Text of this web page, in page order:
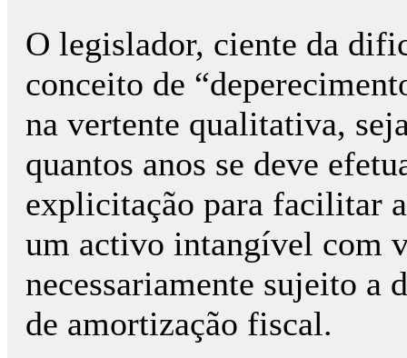
O legislador, ciente da
conceito de
na vertente qualitativa,
quantos anos se deve
explicitação para facilitar
um activo intangível com
necessariamente sujeito a
de amortização fiscal.